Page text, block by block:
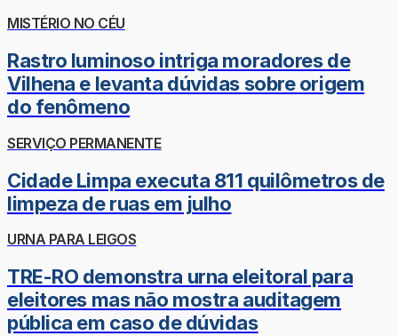
MISTÉRIO NO CÉU
Rastro luminoso intriga moradores de
Vilhena e levanta dúvidas sobre origem
do fenômeno
SERVIÇO PERMANENTE
Cidade Limpa executa 811 quilômetros de
limpeza de ruas em julho
URNA PARA LEIGOS
TRE-RO demonstra urna eleitoral para
eleitores mas não mostra auditagem
pública em caso de dúvidas